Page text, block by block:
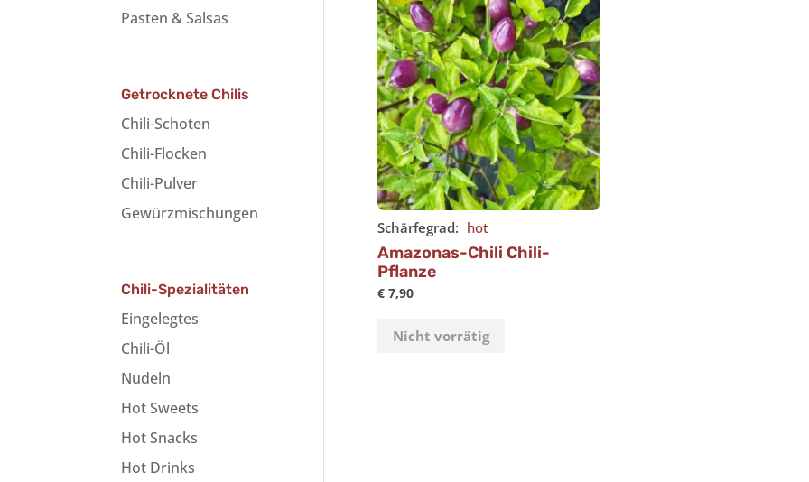
Pasten & Salsas
Getrocknete Chilis
Chili-Schoten
Chili-Flocken
Chili-Pulver
Gewürzmischungen
Chili-Spezialitäten
Eingelegtes
Chili-Öl
Nudeln
Hot Sweets
Hot Snacks
Hot Drinks
Schärfegrad: hot
Amazonas-Chili Chili-
Pflanze
€7,90
Nicht vorrätig